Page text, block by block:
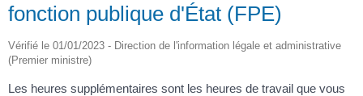
fonction publique d'État (FPE)
Vérifié le 01/01/2023 - Direction de l'information légale et administrative
(Premier ministre)
Les heures supplémentaires sont les heures de travail que vous